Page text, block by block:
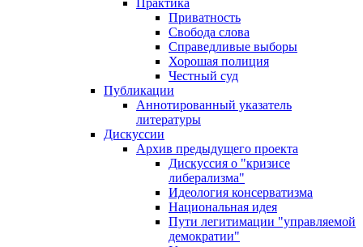
Практика
Приватность
Свобода слова
Справедливые выборы
Хорошая полиция
Честный суд
Публикации
Аннотированный указатель
литературы
Дискуссии
Архив предыдущего проекта
Дискуссия о "кризисе
либерализма"
Идеология консерватизма
Национальная идея
Пути легитимации "управляемой
демократии"